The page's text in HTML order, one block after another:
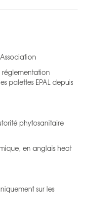
palettes EPAL depuis
phytosanitaire
en anglais heat
sur les